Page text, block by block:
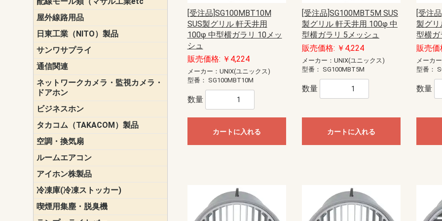
エフ）
ー・Gモール）
プ）
屋外線路用品
PE支線ガード イエロー
トラ
ケーブル標識・防護カバー ジョイントタイプ
オーバーラップタイプ丸型ケーブ
ル用
オーバーラップタイプSSケーブル
用
オプトケーブルカバー
ザ・鳥獣害対策トゲつきシート
自在バンド用保護カバー
電柱標識板
キラベルト
4mm電線防護カバー
SZスリーブ
スパイラルスリーブ
支線ガード
保護カバー
日東工業（NITO）製品
カバースイッチ 【CKS】電線直締用
【CKL】圧着端子用
【CBS】バック式
【DCS】切換
【DBS】バック式切換
キャビネット ORZ形屋外用キャビネット
ステンレス屋外用キャビネット
盤用キャビネット
小型動力分電盤 主幹：ELB
主幹：CB
システムラック ラックオプション
端子台 【HP-J】一次送り
【TBE】固定式（経済形）
【TBF-J】ブレーカ用(経済形)
【TBF-W】ブレーカ用(経済形)
【TBJ】分岐（一種耐熱登録品）
【TBN】ニュートラル端子
【TBP】電力用
【TBS】スタッド（一種耐熱登録
品）
【TBT】二段形
【TBZ・TBZ-A】ブレーカ用(直結
端子形・リペア端子形)
【TBZ-E】アース用(直締端子形)
【TK】協約形
オプション
盤用パーツ 配線用
盤取付用
プラボックス 汎用タイプ
高性能タイプ
仮設ボックス
コントロールボックス（小型FA
用）
情報通信ボックス
プルボックス
ブレーカ エンクローズドブレーカ
サーキットブレーカ
プラグインブレーカ
漏電ブレーカ
サンワサプライ
ペリフェラル ドッキング
エクステンダー
BTヘッドセット
ビーコン
USB季節商品
USBグッズ
ゲーム関連
LED
ドッキングステーション
拡声器
NFC
メディアプレーヤー
ラミネータ
BTヘッドセット・アダプタ
スキャナ
カメラ
その他ペリフェラル
プレゼンテーション
コードリーダー
KVM
スピーカー
シュレッダー
NFC・ビーコン
ヘッドホン・マイク
キーボード
マウス
USBハブ
カードリーダー
USBコンバータ他
テンキー
分配器
切替器(KVM以外)
タップ・UPS モバイルバッテリー
ACアダプタ
タップ
ケーブル HDMIケーブル
変換アダプタ
変換アダプタ他
電話ケーブル・アダプタ
IEEE1394ケーブル
SCSIケーブル
USBケーブル
プリンタケーブル
AVケーブル
RS-232Cケーブル
その他ケーブル
モニタケーブル
アダプタ他
インク・用紙 用紙
インクジェットラベル
レーザー用紙
レーザーラベル
手作り用紙
インク
その他用紙
インクジェット用紙
マルチラベル
アクセサリ タブレットケース
タッチペン
マウスアクセサリー
車載アクセサリー
リストレスト
フィルター
メモリーケース
バッグ
スマートフォン
インナー・クッション
タブレット
メモリーケース
電子辞書
スタンド
各種カバー
PDA
メディアケース
カメラアクセサリ
データホルダー
保護フィルム
クリーナー
セキュリティ用品
キーボードカバー
耐震グッズ
マウスパッド
ケーブルアクセサリ
LAN LAN機器
光ケーブル他
LANケーブル
LANケーブル用機器
DOS／Vパーツ ノートクーラー
DOS/Vパーツ
通信関連
プロテクター
ローゼット 通信用
電話用
工具・試験器
端子取付金具
配線用金具
モジュラープラグ
LAN圧着工具・治具他
エッジスイッチ
ネットワークカメラ・監視カメラ・
ドアホン
NSK（日本セキュリティ機器） レコーダー
IPネットワークカメラ
スイッチ
コンバーター・トランシーバ
ビデオサーバ
オプション品
モニター
ダミーカメラ
防犯シール・防犯看板
パナソニック(Panasonic) 屋外センサーカメラ
玄関子機
増設用子機
増設モニター・モニター子機
テレビドアホン
ネットワークドアホン
ホームネットワークシステム
オプション
ビジネスホン 日立（HITACHI）
ヘッドセット
ヤコブイェンセン
タカコム（TAKACOM）製品
空調・換気扇
ルームエアコン
アイホン株製品
冷凍庫(冷凍ストッカー)
喫煙用集塵・脱臭機
スモークダッシュ スモークナビ搭載シリーズ
フラットシリーズ
コンパクトタイプ
交換用フィルター
[受注品]SG100MBT10M
SUS製グリル 軒天井用
100φ 中型横ガラリ 10メッ
シュ
販売価格: ￥4,224
メーカー：UNIX(ユニックス)
型番： SG100MBT10M
数量
カートに入れる
[受注品]SG100MBT5M SUS
製グリル 軒天井用 100φ 中
型横ガラリ 5メッシュ
販売価格: ￥4,224
メーカー：UNIX(ユニックス)
型番： SG100MBT5M
数量
カートに入れる
[受注
製グリ
型横ガ
販売価
メーカ
型番：
数量